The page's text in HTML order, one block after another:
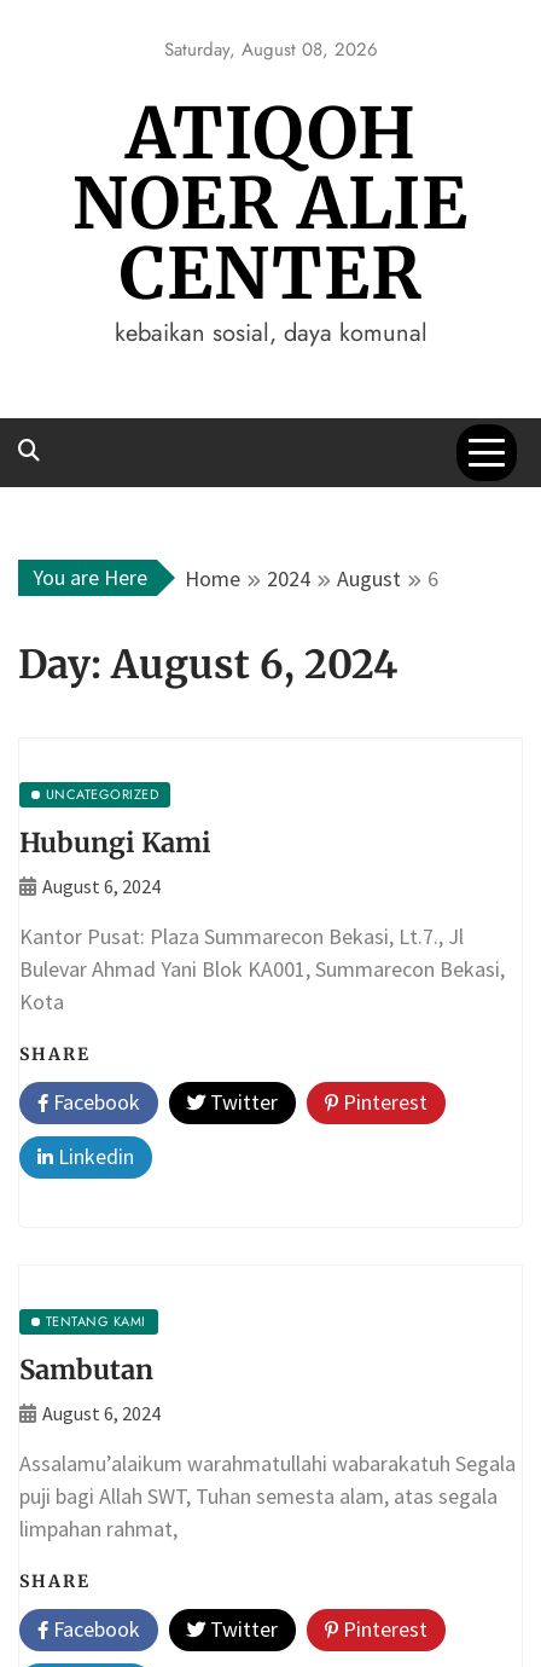
Saturday, August 08, 2026
ATIQOH
NOER ALIE
CENTER
kebaikan sosial, daya komunal
You are Here Home 2024 August 6
Day:August 6, 2024
UNCATEGORIZED
Hubungi Kami
August 6, 2024
Kantor Pusat: Plaza Summarecon Bekasi, Lt.7., Jl
Bulevar Ahmad Yani Blok KA001, Summarecon Bekasi,
Kota
SHARE
Facebook Twitter
Pinterest
Linkedin
TENTANG KAMI
Sambutan
August 6, 2024
Assalamu’alaikum warahmatullahi wabarakatuh Segala
puji bagi Allah SWT, Tuhan semesta alam, atas segala
limpahan rahmat,
SHARE
Facebook Twitter
Pinterest